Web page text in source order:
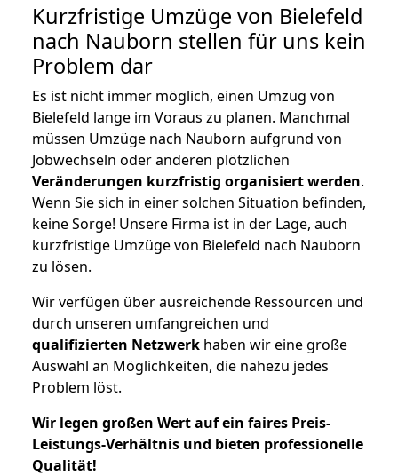
Kurzfristige Umzüge von Bielefeld
nach Nauborn stellen für uns kein
Problem dar
Es ist nicht immer möglich, einen Umzug von
Bielefeld lange im Voraus zu planen. Manchmal
müssen Umzüge nach Nauborn aufgrund von
Jobwechseln oder anderen plötzlichen
Veränderungen kurzfristig organisiert werden.
Wenn Sie sich in einer solchen Situation befinden,
keine Sorge! Unsere Firma ist in der Lage, auch
kurzfristige Umzüge von Bielefeld nach Nauborn
zu lösen.
Wir verfügen über ausreichende Ressourcen und
durch unseren umfangreichen und
qualifizierten Netzwerk haben wir eine große
Auswahl an Möglichkeiten, die nahezu jedes
Problem löst.
Wir legen großen Wert auf ein faires Preis-
Leistungs-Verhältnis und bieten professionelle
Qualität!